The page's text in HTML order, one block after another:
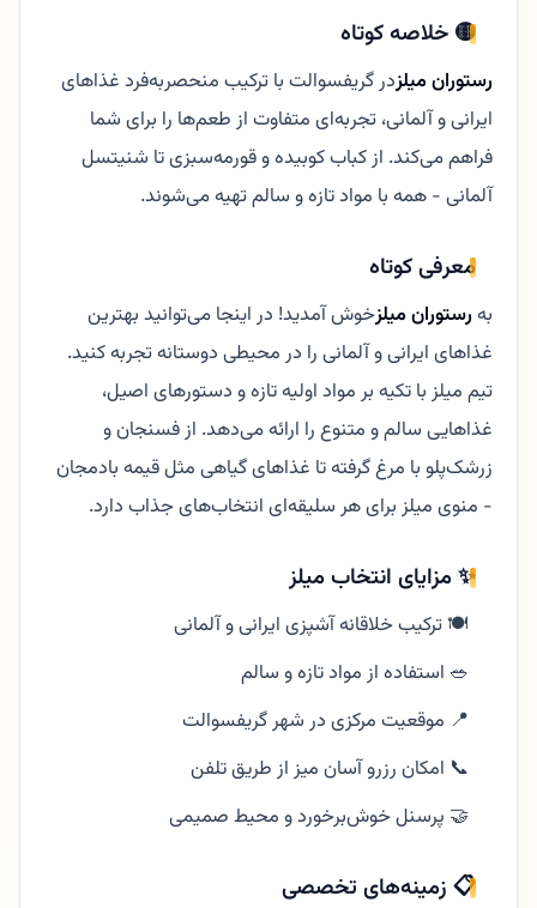
🟡 خلاصه کوتاه
رستوران میلزدر گریفسوالت با ترکیب منحصربه‌فرد غذاهای
ایرانی و آلمانی، تجربه‌ای متفاوت از طعم‌ها را برای شما
فراهم می‌کند. از کباب کوبیده و قورمه‌سبزی تا شنیتسل
آلمانی - همه با مواد تازه و سالم تهیه می‌شوند.
معرفی کوتاه
بهرستوران میلزخوش آمدید! در اینجا می‌توانید بهترین
غذاهای ایرانی و آلمانی را در محیطی دوستانه تجربه کنید.
تیم میلز با تکیه بر مواد اولیه تازه و دستورهای اصیل،
غذاهایی سالم و متنوع را ارائه می‌دهد. از فسنجان و
زرشک‌پلو با مرغ گرفته تا غذاهای گیاهی مثل قیمه بادمجان
- منوی میلز برای هر سلیقه‌ای انتخاب‌های جذاب دارد.
✨ مزایای انتخاب میلز
🍽️ ترکیب خلاقانه آشپزی ایرانی و آلمانی
🥗 استفاده از مواد تازه و سالم
📍 موقعیت مرکزی در شهر گریفسوالت
📞 امکان رزرو آسان میز از طریق تلفن
🤝 پرسنل خوش‌برخورد و محیط صمیمی
📋 زمینه‌های تخصصی